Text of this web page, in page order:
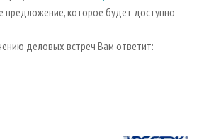
предложение, которое будет доступно
деловых встреч Вам ответит: